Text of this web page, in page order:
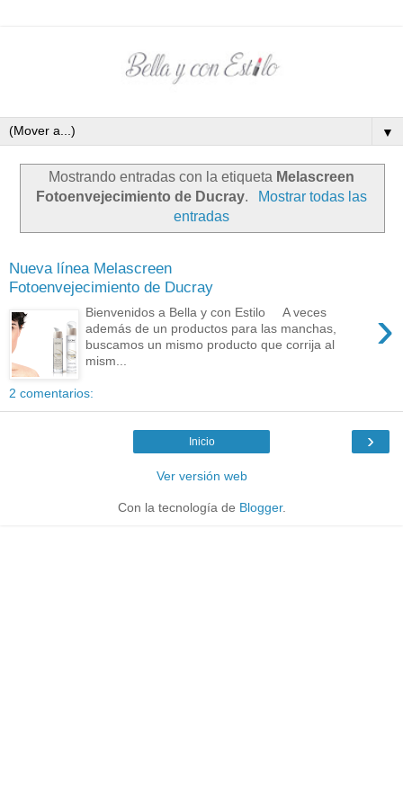
▼
Mostrando entradas con la etiqueta Melascreen
Fotoenvejecimiento de Ducray.
Mostrar todas las
entradas
Nueva línea Melascreen
Fotoenvejecimiento de Ducray
›
Bienvenidos a Bella y con Estilo A veces
además de un productos para las manchas,
buscamos un mismo producto que corrija al
mism...
2 comentarios:
›
Inicio
Ver versión web
Con la tecnología de Blogger.